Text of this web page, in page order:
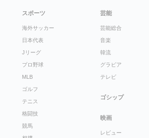
スポーツ
海外サッカー
日本代表
Jリーグ
プロ野球
MLB
ゴルフ
テニス
格闘技
競馬
芸能
芸能総合
音楽
韓流
グラビア
テレビ
ゴシップ
映画
レビュー